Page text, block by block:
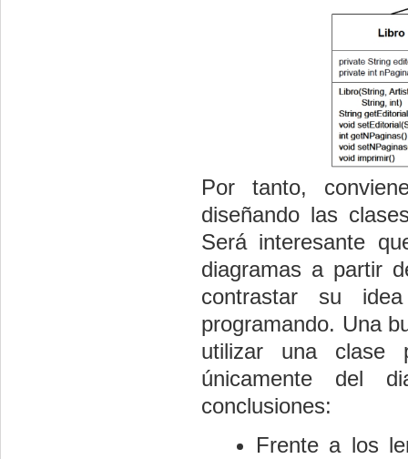
Por tanto,
diseñando las
Será interesante
diagramas a partir
contrastar su
programando. Una
utilizar una clase
únicamente del
conclusiones:
Frente a los